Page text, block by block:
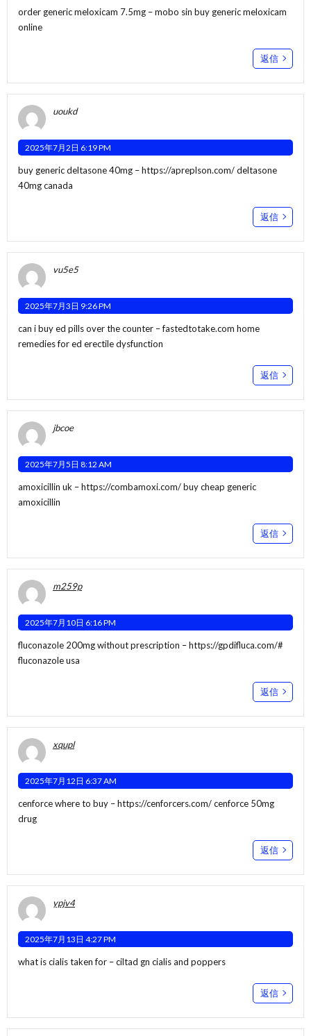
order generic meloxicam 7.5mg –mobo sin buy generic meloxicam
online
返信
uoukd
2025年7月2日 6:19 PM
buy generic deltasone 40mg –https://apreplson.com/deltasone
40mg canada
返信
vu5e5
2025年7月3日 9:26 PM
can i buy ed pills over the counter –fastedtotake.com home
remedies for ed erectile dysfunction
返信
jbcoe
2025年7月5日 8:12 AM
amoxicillin uk –https://combamoxi.com/buy cheap generic
amoxicillin
返信
m259p
2025年7月10日 6:16 PM
fluconazole 200mg without prescription –https://gpdifluca.com/#
fluconazole usa
返信
xqupl
2025年7月12日 6:37 AM
cenforce where to buy –https://cenforcers.com/cenforce 50mg
drug
返信
ypjv4
2025年7月13日 4:27 PM
what is cialis taken for –ciltad gn cialis and poppers
返信